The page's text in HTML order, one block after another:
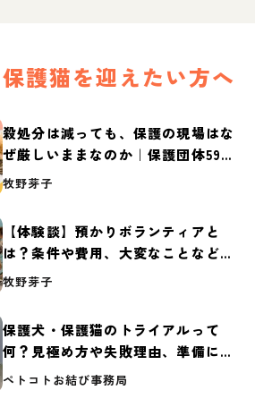
護猫を迎えたい方へ
殺処分は減っても、保護の現場はな
ぜ厳しいままなのか｜保護団体59団
体の実態調査【保護犬・保護猫白書
牧野芽子
【体験談】預かりボランティアと
は？条件や費用、大変なことなど紹
介
牧野芽子
保護犬・保護猫のトライアルって
何？見極め方や失敗理由、準備に必
要なものを紹介
ペトコトお結び事務局